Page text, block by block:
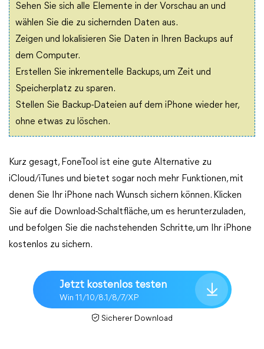
Sehen Sie sich alle Elemente in der Vorschau an und
wählen Sie die zu sichernden Daten aus.
Zeigen und lokalisieren Sie Daten in Ihren Backups auf
dem Computer.
Erstellen Sie inkrementelle Backups, um Zeit und
Speicherplatz zu sparen.
Stellen Sie Backup-Dateien auf dem iPhone wieder her,
ohne etwas zu löschen.
Kurz gesagt, FoneTool ist eine gute Alternative zu
iCloud/iTunes und bietet sogar noch mehr Funktionen, mit
denen Sie Ihr iPhone nach Wunsch sichern können. Klicken
Sie auf die Download-Schaltfläche, um es herunterzuladen,
und befolgen Sie die nachstehenden Schritte, um Ihr iPhone
kostenlos zu sichern.
Jetzt kostenlos testen
Win 11/10/8.1/8/7/XP
Sicherer Download